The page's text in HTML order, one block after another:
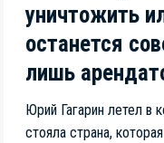
уничтожить
останется
лишь
Юрий Гагарин летел в
стояла страна,